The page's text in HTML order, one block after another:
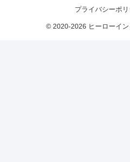
プライバシーポ
© 2020-2026 ヒーローイ